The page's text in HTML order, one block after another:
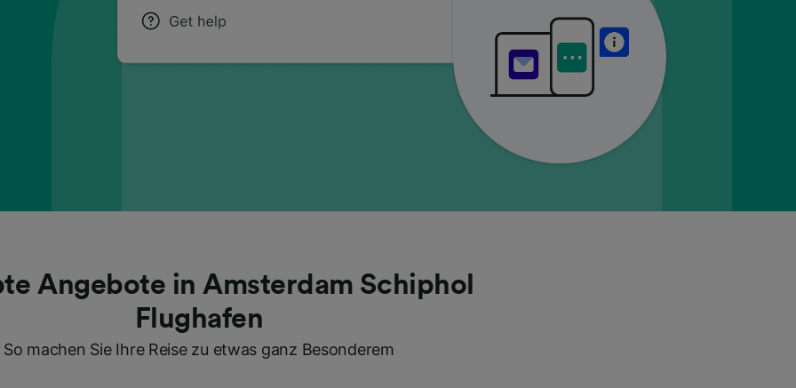
Angebote in Amsterdam Schiphol
Flughafen
So machen Sie Ihre Reise zu etwas ganz Besonderem